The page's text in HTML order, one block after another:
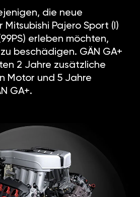
die neue
Pajero Sport (I)
erleben möchten,
beschädigen. GÄN GA+
2 Jahre zusätzliche
Motor und 5 Jahre
GA+.